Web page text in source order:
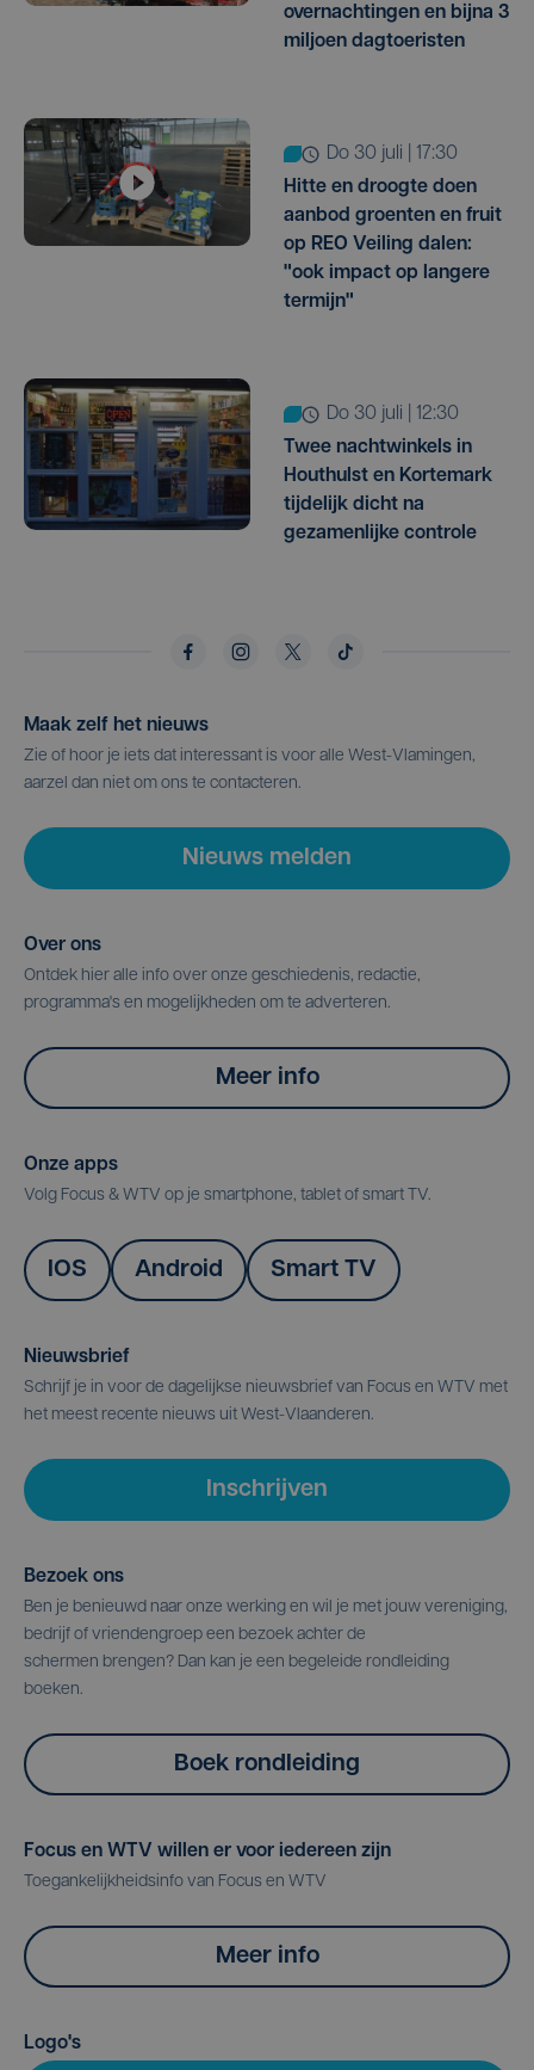
overnachtingen en bijna 3
miljoen dagtoeristen
do 30 juli | 17:30
Hitte en droogte doen
aanbod groenten en fruit
op REO Veiling dalen:
"ook impact op langere
termijn"
do 30 juli | 12:30
Twee nachtwinkels in
Houthulst en Kortemark
tijdelijk dicht na
gezamenlijke controle
Maak zelf het nieuws
Zie of hoor je iets dat interessant is voor alle West-Vlamingen,
aarzel dan niet om ons te contacteren.
Nieuws melden
Over ons
Ontdek hier alle info over onze geschiedenis, redactie,
programma's en mogelijkheden om te adverteren.
Meer info
Onze apps
Volg Focus & WTV op je smartphone, tablet of smart TV.
IOS Android Smart TV
Nieuwsbrief
Schrijf je in voor de dagelijkse nieuwsbrief van Focus en WTV met
het meest recente nieuws uit West-Vlaanderen.
Inschrijven
Bezoek ons
Ben je benieuwd naar onze werking en wil je met jouw vereniging,
bedrijf of vriendengroep een bezoek achter de
schermen brengen? Dan kan je een begeleide rondleiding
boeken.
Boek rondleiding
Focus en WTV willen er voor iedereen zijn
Toegankelijkheidsinfo van Focus en WTV
Meer info
Logo's